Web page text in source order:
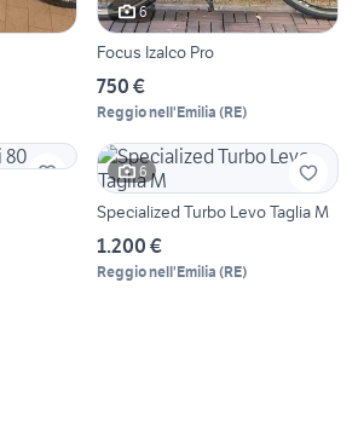
6
Focus Izalco Pro
750 €
Reggio nell'Emilia (RE)
6
Specialized Turbo Levo Taglia M
1.200 €
Reggio nell'Emilia (RE)